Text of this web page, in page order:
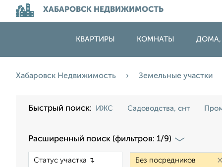
ХАБАРОВСК НЕДВИЖИМОСТЬ
КВАРТИРЫ КОМНАТЫ ДОМА,
Хабаровск Недвижимость Земельные участки
Быстрый поиск: ИЖС Садоводства, снт
Расширенный поиск (фильтров: 1/9)
×